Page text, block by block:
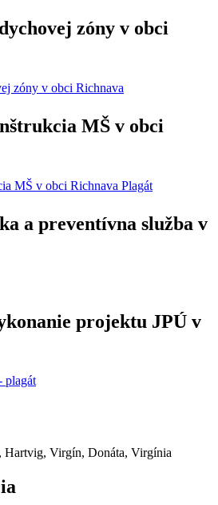
zóny v obci
MŠ v obci
a preventívna služba v
projektu JPÚ v
Hartvig, Virgín, Donáta, Virgínia